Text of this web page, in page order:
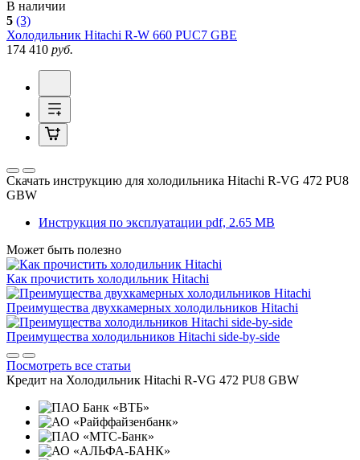
В наличии
5 (3)
Холодильник Hitachi R-W 660 PUC7 GBE
174 410 руб.
Скачать инструкцию для холодильника Hitachi R-VG 472 PU8
GBW
Инструкция по эксплуатации pdf, 2.65 MB
Может быть полезно
Как прочистить холодильник Hitachi
Преимущества двухкамерных холодильников Hitachi
Преимущества холодильников Hitachi side-by-side
Посмотреть все статьи
Кредит на Холодильник Hitachi R-VG 472 PU8 GBW